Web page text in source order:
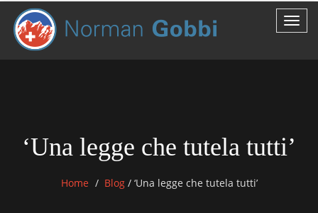
‘Una legge che tutela tutti’
Home Blog /‘Una legge che tutela tutti’